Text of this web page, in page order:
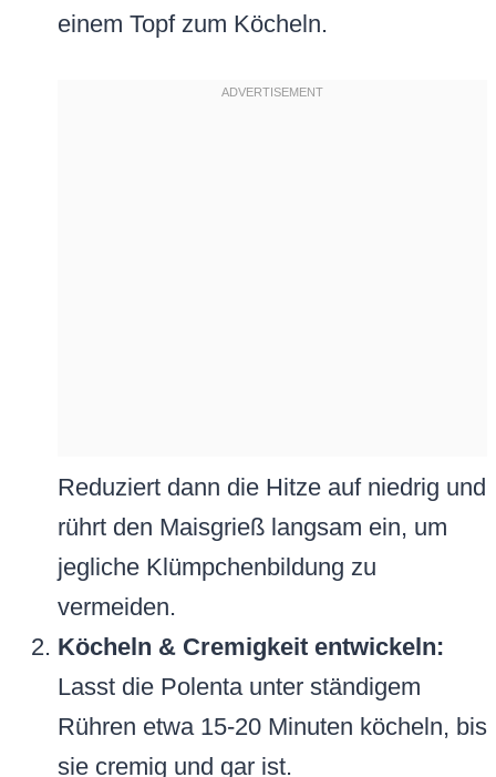
einem Topf zum Köcheln.
Reduziert dann die Hitze auf niedrig und
rührt den Maisgrieß langsam ein, um
jegliche Klümpchenbildung zu
vermeiden.
Köcheln & Cremigkeit entwickeln:
Lasst die Polenta unter ständigem
Rühren etwa 15-20 Minuten köcheln, bis
sie cremig und gar ist.